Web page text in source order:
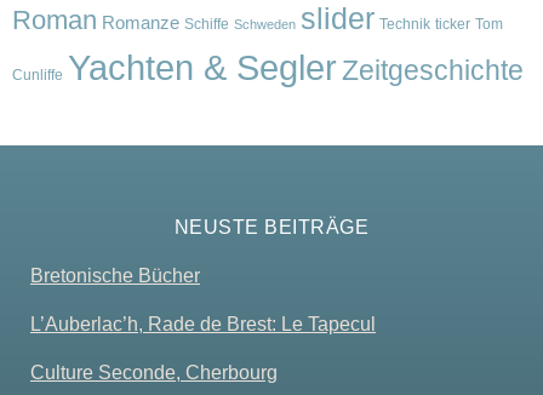
Roman Romanze Schiffe Schweden slider Technik ticker Tom
Cunliffe Yachten & SeglerZeitgeschichte
NEUSTE BEITRÄGE
Bretonische Bücher
L’Auberlac’h, Rade de Brest: Le Tapecul
Culture Seconde, Cherbourg